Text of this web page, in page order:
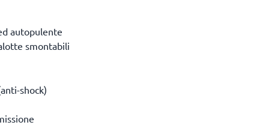
autopulente
smontabili
shock)